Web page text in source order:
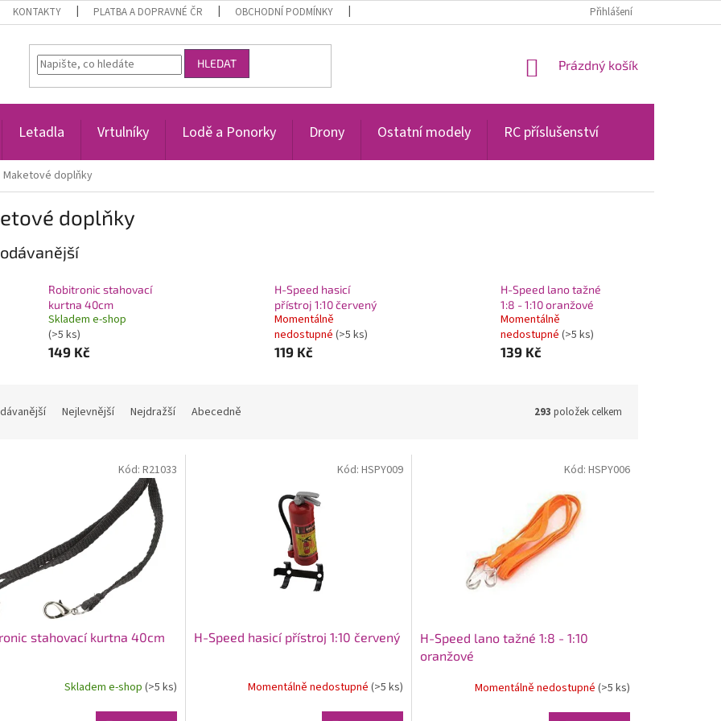
KONTAKTY PLATBA A DOPRAVNÉ ČR OBCHODNÍ PODMÍNKY Přihlášení
HLEDAT
NÁKUPNÍ
Prázdný košík
Letadla Vrtulníky Lodě a Ponorky Drony Ostatní modely RC příslušenství
Maketové doplňky
doplňky
Robitronic stahovací
kurtna 40cm
Skladem e-shop
(>5 ks)
149 Kč
H-Speed hasicí
přístroj 1:10 červený
Momentálně
nedostupné (>5 ks)
119 Kč
H-Speed lano tažné
1:8 - 1:10 oranžové
Momentálně
nedostupné (>5 ks)
139 Kč
Nejlevnější Nejdražší Abecedně 293 položek celkem
stahovací kurtna 40cm
Skladem e-shop (>5 ks)
Kód: R21033
H-Speed hasicí přístroj 1:10 červený
Momentálně nedostupné (>5 ks)
Kód: HSPY009
H-Speed lano tažné 1:8 - 1:10
oranžové
Momentálně nedostupné (>5 ks)
Kód: HSPY006